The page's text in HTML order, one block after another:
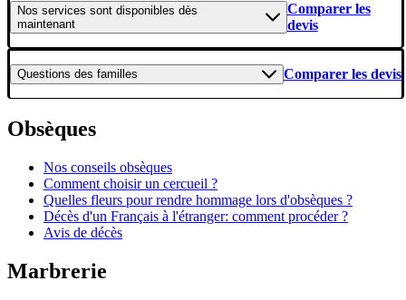
Nos services sont disponibles dès
maintenant
Comparer les
devis
Questions des familles Comparer les devis
Obsèques
Nos conseils obsèques
Comment choisir un cercueil ?
Quelles fleurs pour rendre hommage lors d'obsèques ?
Décès d'un Français à l'étranger: comment procéder ?
Avis de décès
Marbrerie